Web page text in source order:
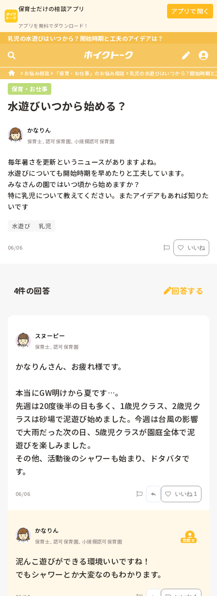
保育士だけの相談アプリ
アプリを無料でダウンロード！
アプリで開く
乳児の水遊びはいつから？開始時期と工夫のアイデアは？
お悩み相談 「保育・お仕事」のお悩み相談 乳児の水遊びはいつから？開始時期
保育・お仕事
水遊びいつから始める？
かなりん
保育士, 認可保育園, 小規模認可保育園
毎年暑さを更新というニュースがありますよね。
水遊びについても開始時期を早めたりと工夫しています。
みなさんの園ではいつ頃から始めますか？
特に乳児について教えてください。またアイデアもあれば知りた
いです
水遊び 乳児
06/06 いいね
4件の回答 回答する
スヌーピー
保育士, 認可保育園
かなりんさん、お疲れ様です。
本当にGW明けから夏です…。
先週は20度後半の日も多く、1歳児クラス、2歳児ク
ラスは砂場で泥遊び始めました。今週は台風の影響
で大雨だった次の日、5歳児クラスが園庭全体で泥
遊びを楽しみました。
その他、活動後のシャワーも始まり、ドタバタで
す。
06/06 いいね 1
かなりん
保育士, 認可保育園, 小規模認可保育園 質問主
泥んこ遊びができる環境いいですね！
でもシャワーとか大変なのもわかります。